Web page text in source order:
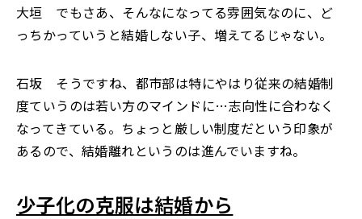
大垣 でもさあ、そんなになってる雰囲気なのに、ど
っちかっていうと結婚しない子、増えてるじゃない。
石坂 そうですね、都市部は特にやはり従来の結婚制
度ていうのは若い方のマインドに…志向性に合わなく
なってきている。ちょっと厳しい制度だという印象が
あるので、結婚離れというのは進んでいますね。
少子化の克服は結婚から